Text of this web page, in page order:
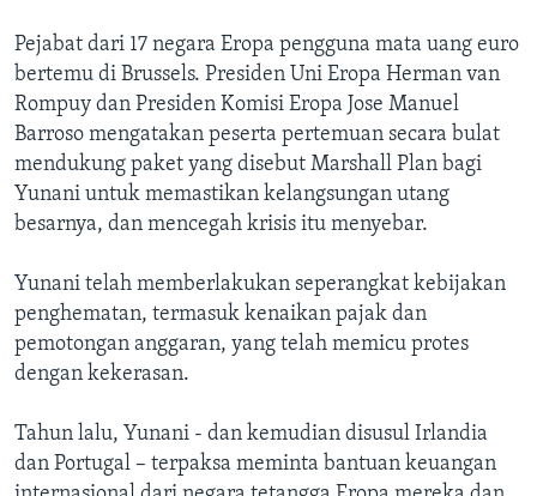
Pejabat dari 17 negara Eropa pengguna mata uang euro
bertemu di Brussels. Presiden Uni Eropa Herman van
Rompuy dan Presiden Komisi Eropa Jose Manuel
Barroso mengatakan peserta pertemuan secara bulat
mendukung paket yang disebut Marshall Plan bagi
Yunani untuk memastikan kelangsungan utang
besarnya, dan mencegah krisis itu menyebar.
Yunani telah memberlakukan seperangkat kebijakan
penghematan, termasuk kenaikan pajak dan
pemotongan anggaran, yang telah memicu protes
dengan kekerasan.
Tahun lalu, Yunani - dan kemudian disusul Irlandia
dan Portugal – terpaksa meminta bantuan keuangan